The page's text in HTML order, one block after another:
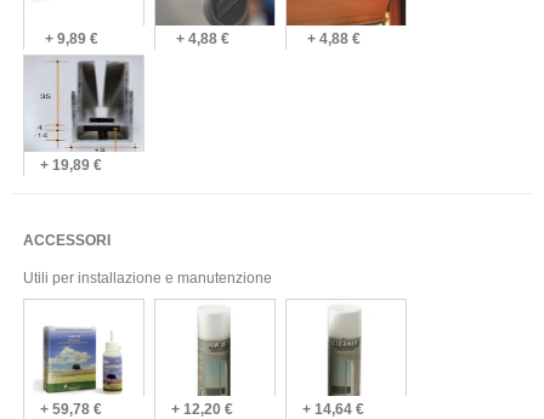
+ 9,89 € + 4,88 € + 4,88 €
+ 19,89 €
ACCESSORI
Utili per installazione e manutenzione
+ 59,78 € + 12,20 € + 14,64 €